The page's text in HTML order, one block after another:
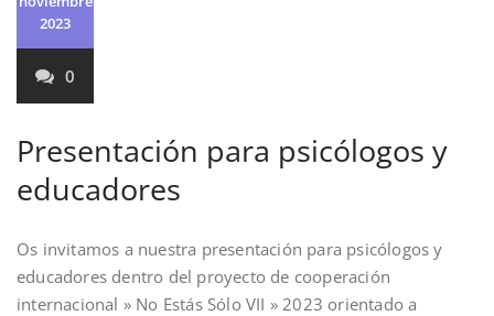
2023
0
Presentación para psicólogos y
educadores
Os invitamos a nuestra presentación para psicólogos y
educadores dentro del proyecto de cooperación
internacional » No Estás Sólo VII » 2023 orientado a